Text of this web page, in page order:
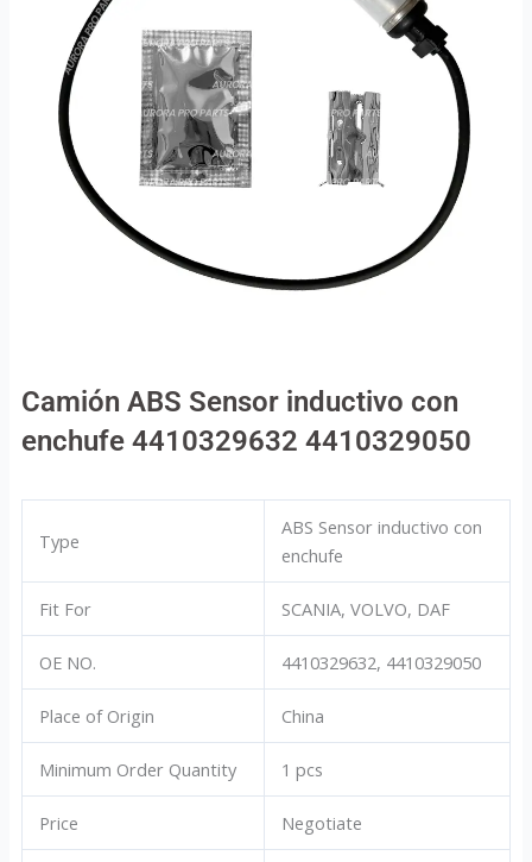
Camión ABS Sensor inductivo con
enchufe 4410329632 4410329050
Type
ABS Sensor inductivo con
enchufe
Fit For SCANIA, VOLVO, DAF
OE NO. 4410329632, 4410329050
Place of Origin China
Minimum Order Quantity 1 pcs
Price Negotiate